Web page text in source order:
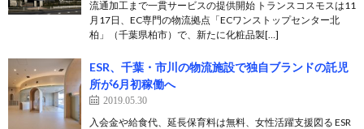
流通加工まで一貫サービスの提供開始 トランスコスモスは11
月17日、EC専門の物流拠点「ECワンストップセンター北
柏」（千葉県柏市）で、新たに化粧品製[…]
ESR、千葉・市川の物流施設で独自ブランドの託児
所が6月初稼働へ
2019.05.30
入会金や給食代、延長保育料は無料、女性活躍支援図る ESR